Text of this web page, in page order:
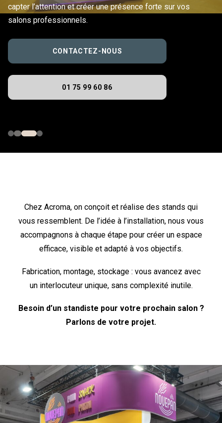
capter l’attention et créer une présence forte sur vos
salons professionnels.
CONTACTEZ-NOUS
01 75 99 60 86
Chez Acroma, on conçoit et réalise des stands qui
vous ressemblent. De l’idée à l’installation, nous vous
accompagnons à chaque étape pour créer un espace
efficace, visible et adapté à vos objectifs.
Fabrication, montage, stockage : vous avancez avec
un interlocuteur unique, sans complexité inutile.
Besoin d’un standiste pour votre prochain salon ?
Parlons de votre projet.